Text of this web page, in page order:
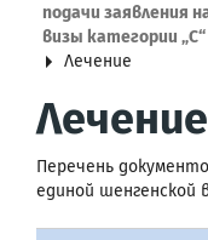
подачи заявления
визы категории „C“
Лечение
Лечение
Перечень
единой шенгенской